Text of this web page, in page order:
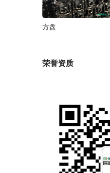
方盘
荣誉资质